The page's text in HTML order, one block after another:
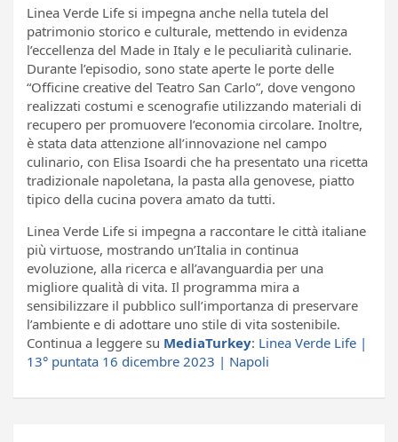
Linea Verde Life si impegna anche nella tutela del
patrimonio storico e culturale, mettendo in evidenza
l’eccellenza del Made in Italy e le peculiarità culinarie.
Durante l’episodio, sono state aperte le porte delle
“Officine creative del Teatro San Carlo”, dove vengono
realizzati costumi e scenografie utilizzando materiali di
recupero per promuovere l’economia circolare. Inoltre,
è stata data attenzione all’innovazione nel campo
culinario, con Elisa Isoardi che ha presentato una ricetta
tradizionale napoletana, la pasta alla genovese, piatto
tipico della cucina povera amato da tutti.
Linea Verde Life si impegna a raccontare le città italiane
più virtuose, mostrando un’Italia in continua
evoluzione, alla ricerca e all’avanguardia per una
migliore qualità di vita. Il programma mira a
sensibilizzare il pubblico sull’importanza di preservare
l’ambiente e di adottare uno stile di vita sostenibile.
Continua a leggere su MediaTurkey: Linea Verde Life |
13° puntata 16 dicembre 2023 | Napoli